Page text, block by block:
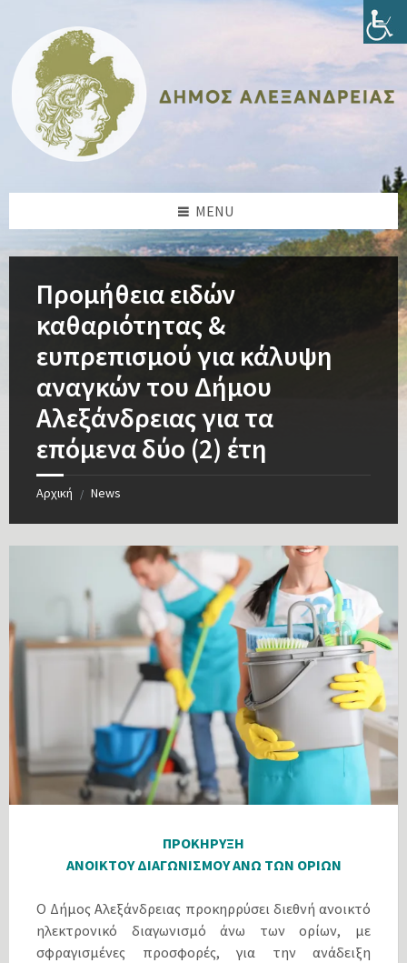
content
sidebar
sidebar
footer
MENU
Προμήθεια ειδών
καθαριότητας &
ευπρεπισμού για κάλυψη
αναγκών του Δήμου
Αλεξάνδρειας για τα
επόμενα δύο (2) έτη
Αρχική / News
ΠΡΟΚΗΡΥΞΗ
ΑΝΟΙΚΤΟΥ ΔΙΑΓΩΝΙΣΜΟΥ ΑΝΩ ΤΩΝ ΟΡΙΩΝ
Ο Δήμος Αλεξάνδρειας προκηρρύσει διεθνή ανοικτό
ηλεκτρονικό διαγωνισμό άνω των ορίων, με
σφραγισμένες προσφορές, για την ανάδειξη